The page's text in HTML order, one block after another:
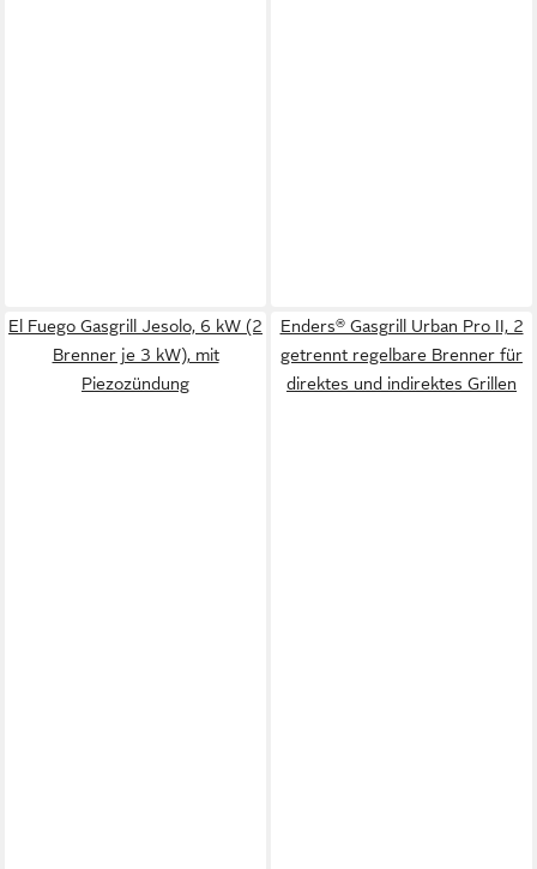
El Fuego Gasgrill Jesolo, 6 kW (2
Brenner je 3 kW), mit
Piezozündung
Enders® Gasgrill Urban Pro II, 2
getrennt regelbare Brenner für
direktes und indirektes Grillen